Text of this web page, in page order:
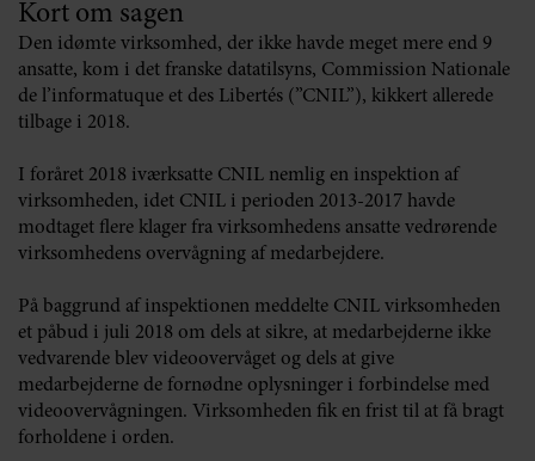
Kort om sagen
Den idømte virksomhed, der ikke havde meget mere end 9
ansatte, kom i det franske datatilsyns, Commission Nationale
de l’informatuque et des Libertés (”CNIL”), kikkert allerede
tilbage i 2018.
I foråret 2018 iværksatte CNIL nemlig en inspektion af
virksomheden, idet CNIL i perioden 2013-2017 havde
modtaget flere klager fra virksomhedens ansatte vedrørende
virksomhedens overvågning af medarbejdere.
På baggrund af inspektionen meddelte CNIL virksomheden
et påbud i juli 2018 om dels at sikre, at medarbejderne ikke
vedvarende blev videoovervåget og dels at give
medarbejderne de fornødne oplysninger i forbindelse med
videoovervågningen. Virksomheden fik en frist til at få bragt
forholdene i orden.